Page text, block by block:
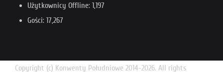
Użytkownicy Offline: 1,197
Gości: 17,267
Copyright (c) Konwenty Południowe 2014-2026. All rights